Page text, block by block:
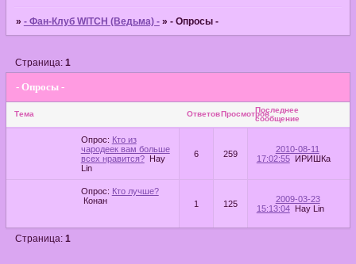
» - Фан-Клуб WITCH (Ведьма) - » - Опросы -
- Опросы -
Страница: 1
Тема ОтветовПросмотровПоследнее
сообщение
Опрос: Кто из
чародеек вам больше
всех нравится?
Hay
Lin
6 259
2010-08-11
17:02:55
ИРИШКа
Опрос: Кто лучше?
Конан
1 125
2009-03-23
15:13:04
Hay Lin
Страница: 1